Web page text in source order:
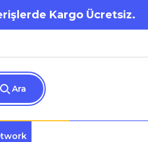
Kargo Ücretsiz.
Ara